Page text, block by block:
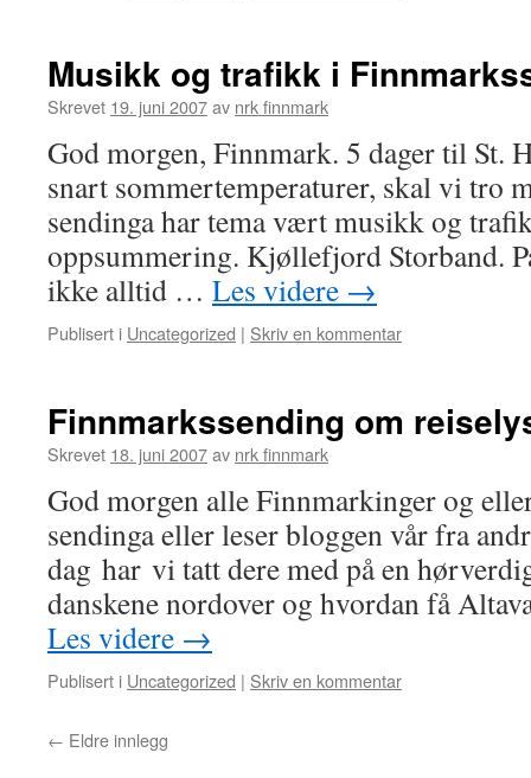
Musikk og trafikk i
Skrevet 19. juni 2007av nrk finnmark
God morgen, Finnmark. 5 dager til St.
snart sommertemperaturer, skal vi tro
sendinga har tema vært musikk og
oppsummering. Kjøllefjord Storband.
ikke alltid … Les videre →
Publisert i Uncategorized | Skriv en kommentar
Finnmarkssending om
Skrevet 18. juni 2007av nrk finnmark
God morgen alle Finnmarkinger og
sendinga eller leser bloggen vår fra
dag har vi tatt dere med på en
danskene nordover og hvordan få
Les videre →
Publisert i Uncategorized | Skriv en kommentar
← Eldre innlegg